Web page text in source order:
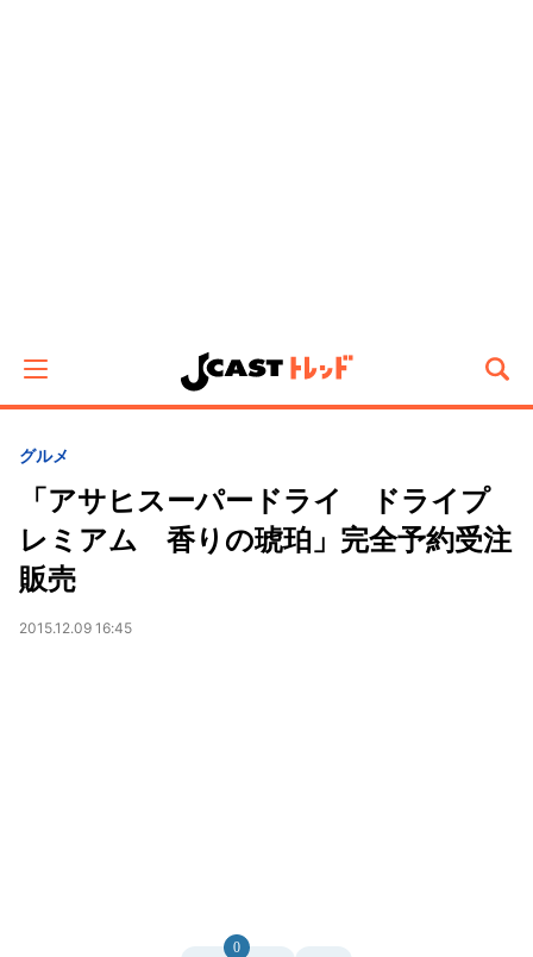
グルメ
「アサヒスーパードライ ドライプ
レミアム 香りの琥珀」完全予約受注
販売
2015.12.09 16:45
0